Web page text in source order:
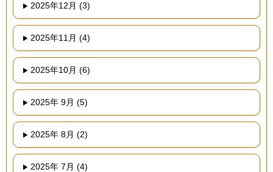
2025年12月 (3)
2025年11月 (4)
2025年10月 (6)
2025年 9月 (5)
2025年 8月 (2)
2025年 7月 (4)